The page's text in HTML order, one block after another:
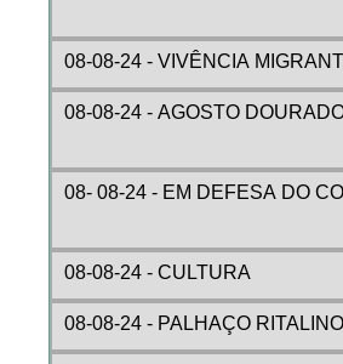
08-08-24 - VIVÊNCIA
08-08-24 - AGOSTO
08- 08-24 - EM DEFESA DO
08-08-24 - CULTURA
08-08-24 - PALHAÇO RITALINO